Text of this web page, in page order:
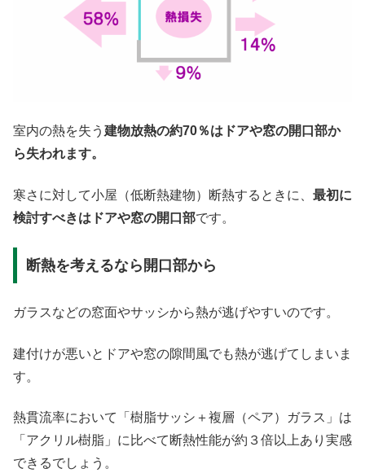
室内の熱を失う 建物放熱の約70％はドアや窓の開口部か
ら失われます。
寒さに対して小屋（低断熱建物）断熱するときに、 最初に
検討すべきはドアや窓の開口部です。
断熱を考えるなら開口部から
ガラスなどの窓面やサッシから熱が逃げやすいのです。
建付けが悪いとドアや窓の隙間風でも熱が逃げてしまいま
す。
熱貫流率において「樹脂サッシ＋複層（ペア）ガラス」は
「アクリル樹脂」に比べて断熱性能が約３倍以上あり実感
できるでしょう。